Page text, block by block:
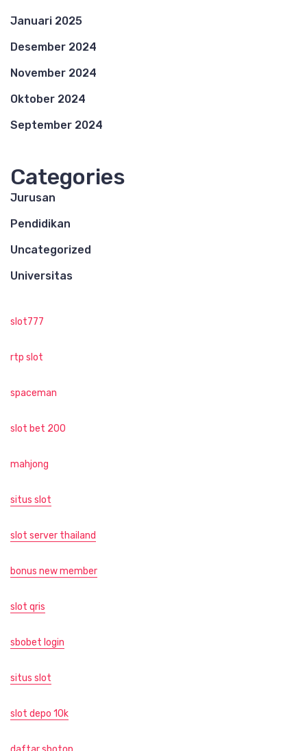
Januari 2025
Desember 2024
November 2024
Oktober 2024
September 2024
Categories
Jurusan
Pendidikan
Uncategorized
Universitas
slot777
rtp slot
spaceman
slot bet 200
mahjong
situs slot
slot server thailand
bonus new member
slot qris
sbobet login
situs slot
slot depo 10k